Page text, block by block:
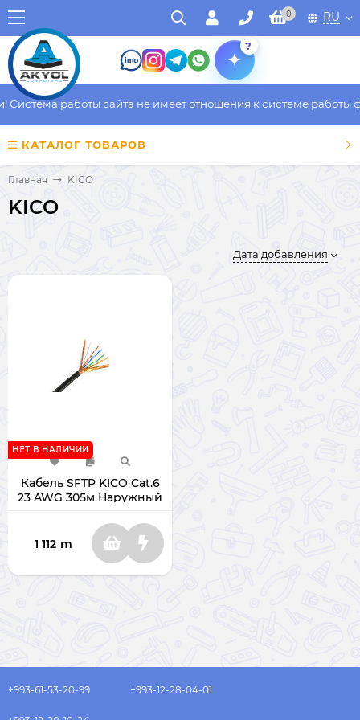
0 RU
?
работы сайта не имеет отношения к системе работы
КАТАЛОГ ТОВАРОВ
Главная KICO
KICO
Дата добавления
Кабель SFTP KICO Cat.6
23 AWG 305м Наружный
НЕТ В НАЛИЧИИ
1 112 m
+993-61-53-20-99 +993-12-28-04-01